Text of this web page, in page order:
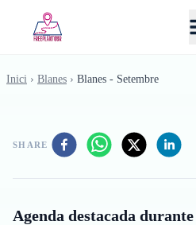
Inici › Blanes › Blanes - Setembre
SHARE
Agenda destacada